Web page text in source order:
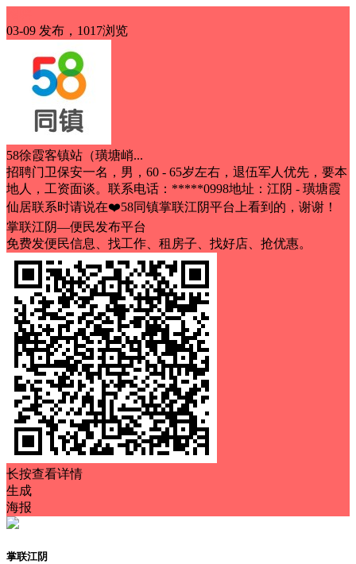
03-09 发布，1017浏览
58徐霞客镇站（璜塘峭...
招聘门卫保安一名，男，60 - 65岁左右，退伍军人优先，要本
地人，工资面谈。联系电话：*****0998地址：江阴 - 璜塘霞
仙居联系时请说在❤️58同镇掌联江阴平台上看到的，谢谢！
掌联江阴—便民发布平台
免费发便民信息、找工作、租房子、找好店、抢优惠。
长按查看详情
生成
海报
掌联江阴